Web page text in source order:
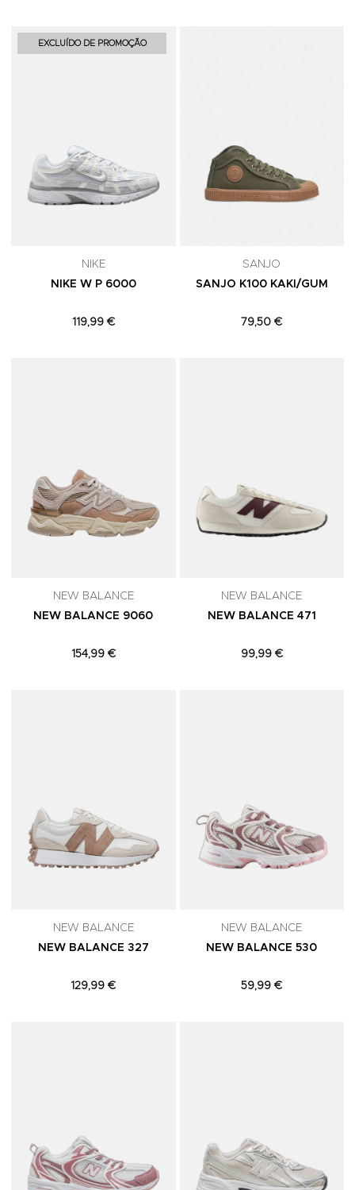
EXCLUÍDO DE PROMOÇÃO
NIKE
NIKE W P 6000
119,99 €
SANJO
SANJO K100 KAKI/GUM
79,50 €
NEW BALANCE
NEW BALANCE 9060
154,99 €
NEW BALANCE
NEW BALANCE 471
99,99 €
NEW BALANCE
NEW BALANCE 327
129,99 €
NEW BALANCE
NEW BALANCE 530
59,99 €